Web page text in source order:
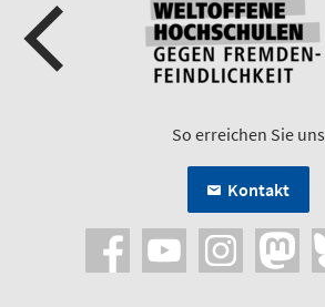
So erreichen Sie uns
Kontakt